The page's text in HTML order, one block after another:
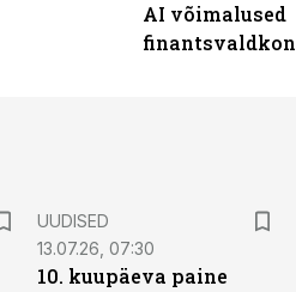
AI võimalused
UUDISED
13.07.26, 07:30
10. kuupäeva paine